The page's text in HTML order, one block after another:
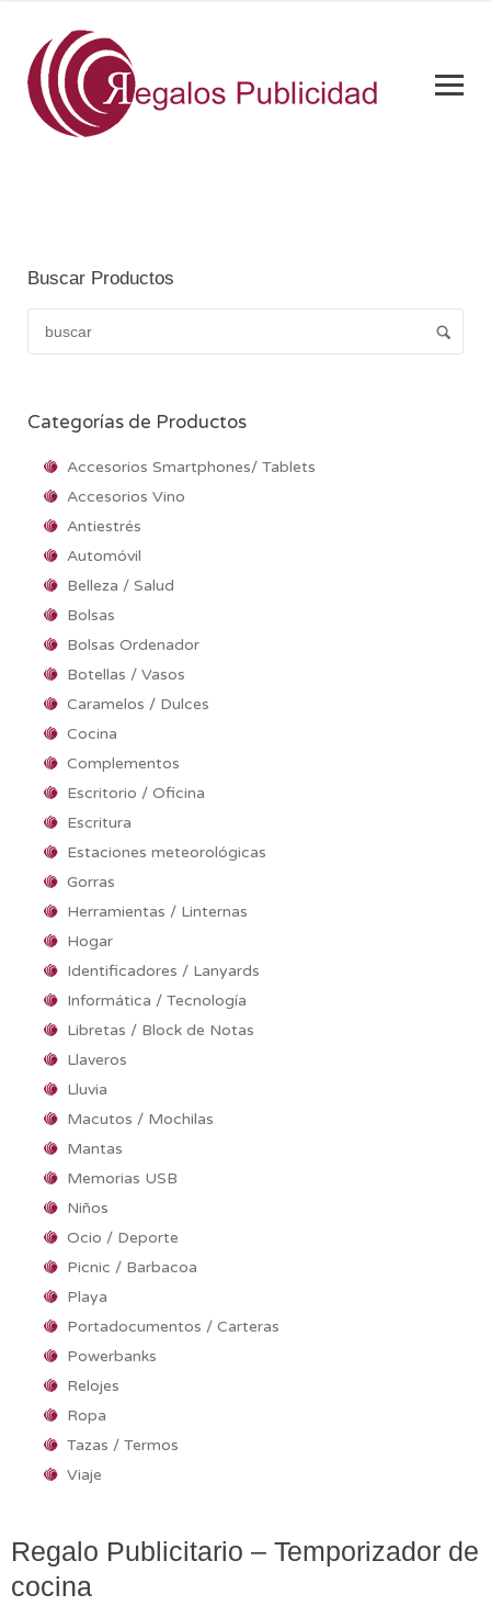
Buscar Productos
Categorías de Productos
Accesorios Smartphones/ Tablets
Accesorios Vino
Antiestrés
Automóvil
Belleza / Salud
Bolsas
Bolsas Ordenador
Botellas / Vasos
Caramelos / Dulces
Cocina
Complementos
Escritorio / Oficina
Escritura
Estaciones meteorológicas
Gorras
Herramientas / Linternas
Hogar
Identificadores / Lanyards
Informática / Tecnología
Libretas / Block de Notas
Llaveros
Lluvia
Macutos / Mochilas
Mantas
Memorias USB
Niños
Ocio / Deporte
Picnic / Barbacoa
Playa
Portadocumentos / Carteras
Powerbanks
Relojes
Ropa
Tazas / Termos
Viaje
Regalo Publicitario – Temporizador de
cocina